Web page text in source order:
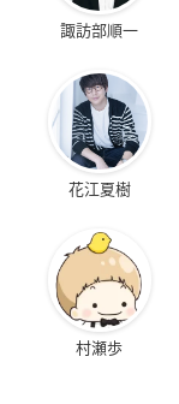
諏訪部順一
花江夏樹
村瀬歩